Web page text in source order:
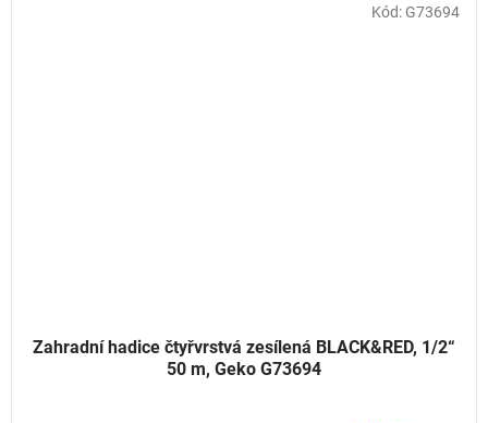
Zahradní hadice čtyřvrstvá zesílená BLACK&RED, 1/2“
50 m, Geko G73694
Kód: G73694